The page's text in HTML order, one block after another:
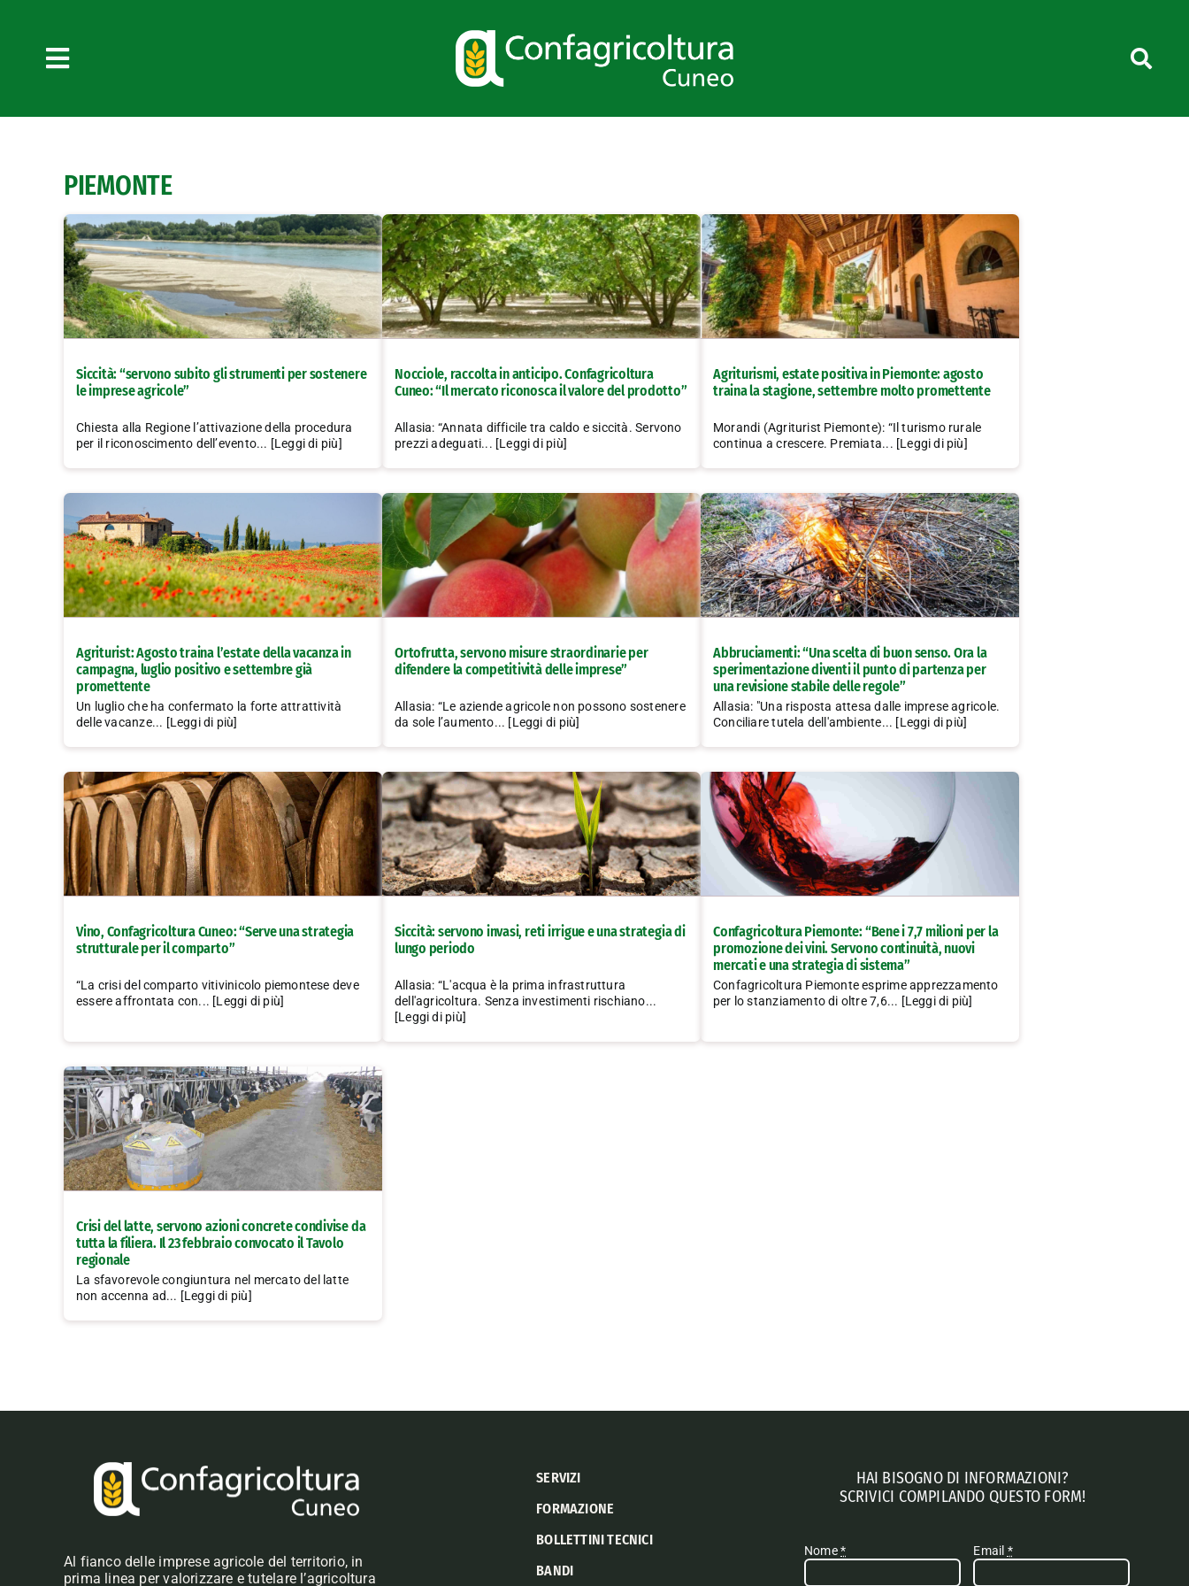
Toggle
PIEMONTE
Siccità: “servono subito gli strumenti per sostenere
le imprese agricole”
Chiesta alla Regione l’attivazione della procedura
per il riconoscimento dell’evento... [Leggi di più]
Nocciole, raccolta in anticipo. Confagricoltura
Cuneo: “Il mercato riconosca il valore del prodotto”
Allasia: “Annata difficile tra caldo e siccità. Servono
prezzi adeguati... [Leggi di più]
Agriturismi, estate positiva in Piemonte: agosto
traina la stagione, settembre molto promettente
Morandi (Agriturist Piemonte): “Il turismo rurale
continua a crescere. Premiata... [Leggi di più]
Agriturist: Agosto traina l’estate della vacanza in
campagna, luglio positivo e settembre già
promettente
Un luglio che ha confermato la forte attrattività
delle vacanze... [Leggi di più]
Ortofrutta, servono misure straordinarie per
difendere la competitività delle imprese”
Allasia: “Le aziende agricole non possono sostenere
da sole l’aumento... [Leggi di più]
Abbruciamenti: “Una scelta di buon senso. Ora la
sperimentazione diventi il punto di partenza per
una revisione stabile delle regole”
Allasia: "Una risposta attesa dalle imprese agricole.
Conciliare tutela dell'ambiente... [Leggi di più]
Vino, Confagricoltura Cuneo: “Serve una strategia
strutturale per il comparto”
“La crisi del comparto vitivinicolo piemontese deve
essere affrontata con... [Leggi di più]
Siccità: servono invasi, reti irrigue e una strategia di
lungo periodo
Allasia: “L'acqua è la prima infrastruttura
dell'agricoltura. Senza investimenti rischiano...
[Leggi di più]
Confagricoltura Piemonte: “Bene i 7,7 milioni per la
promozione dei vini. Servono continuità, nuovi
mercati e una strategia di sistema”
Confagricoltura Piemonte esprime apprezzamento
per lo stanziamento di oltre 7,6... [Leggi di più]
Crisi del latte, servono azioni concrete condivise da
tutta la filiera. Il 23 febbraio convocato il Tavolo
regionale
La sfavorevole congiuntura nel mercato del latte
non accenna ad... [Leggi di più]
Al fianco delle imprese agricole del territorio, in
prima linea per valorizzare e tutelare l’agricoltura
SERVIZI
FORMAZIONE
BOLLETTINI TECNICI
BANDI
HAI BISOGNO DI INFORMAZIONI?
SCRIVICI COMPILANDO QUESTO FORM!
Nome* Email *